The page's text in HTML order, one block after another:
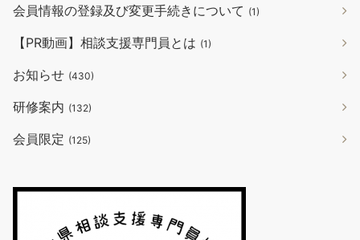
会員情報の登録及び変更手続きについて (1)
【PR動画】相談支援専門員とは (1)
お知らせ (430)
研修案内 (132)
会員限定 (125)